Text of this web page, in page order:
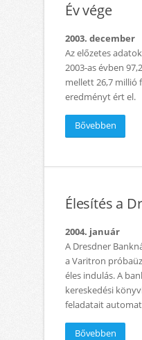
Év vége
2003. december
Az előzetes
2003-as évben
mellett 26,7
eredményt ért el.
Bővebben
Élesítés a
2004. január
A Dresdner
a Varitron
éles indulás. A
kereskedési
feladatait
Bővebben